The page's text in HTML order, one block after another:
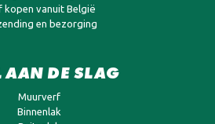
kopen vanuit België
en bezorging
AAN DE SLAG
Muurverf
Binnenlak